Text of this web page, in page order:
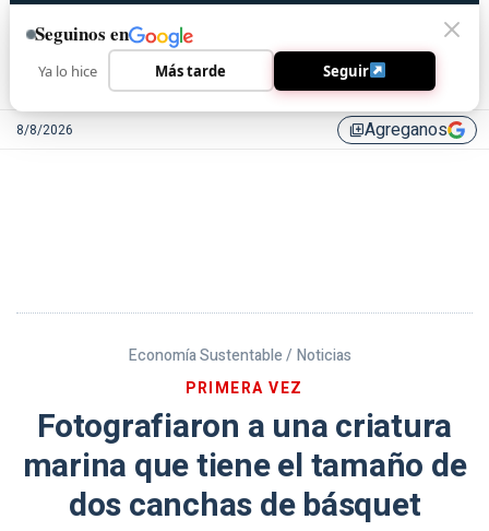
8/8/2026 library_addAgreganos
Economía Sustentable / Noticias
PRIMERA VEZ
Fotografiaron a una criatura
marina que tiene el tamaño de
dos canchas de básquet
Seguinos en
Ya lo hice Más tarde Seguir